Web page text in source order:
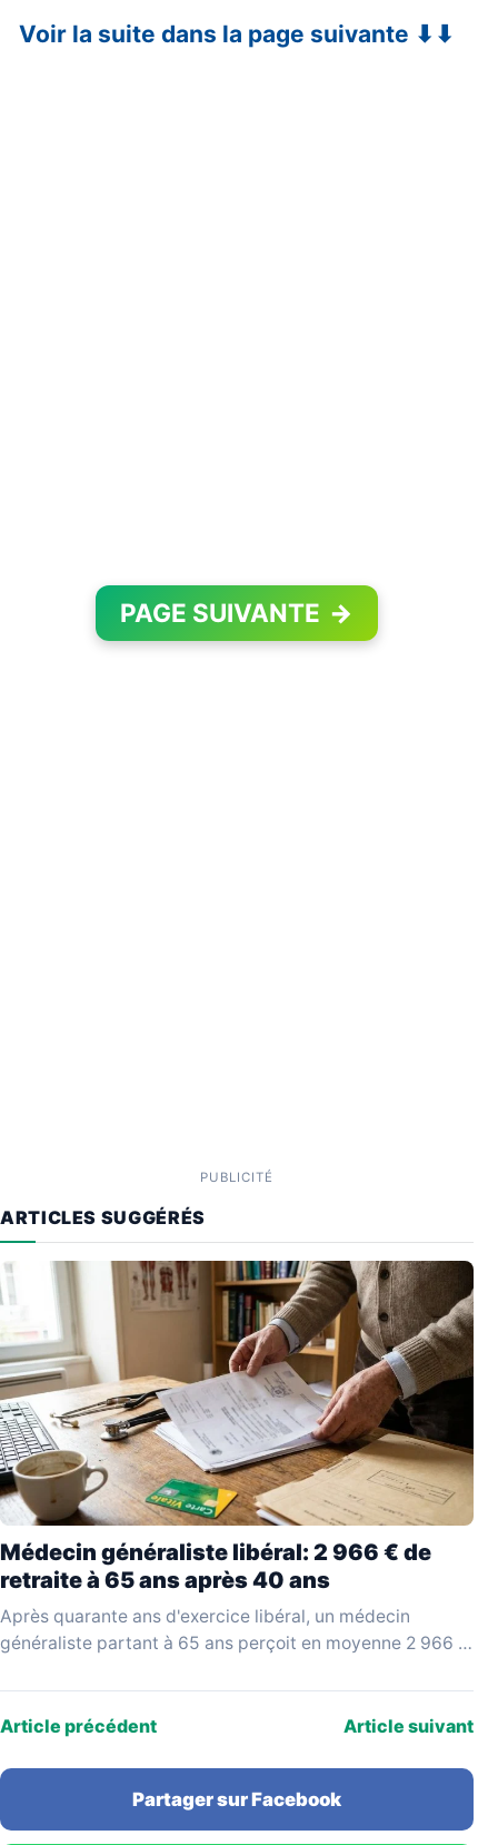
Voir la suite dans la page suivante ⬇⬇
PAGE SUIVANTE →
PUBLICITÉ
ARTICLES SUGGÉRÉS
Médecin généraliste libéral: 2 966 € de
retraite à 65 ans après 40 ans
Après quarante ans d'exercice libéral, un médecin
généraliste partant à 65 ans perçoit en moyenne 2 966 €
Article précédent Article suivant
Partager sur Facebook